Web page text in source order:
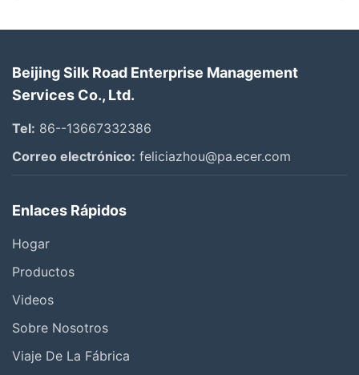
Beijing Silk Road Enterprise Management
Services Co., Ltd.
Tel: 86--13667332386
Correo electrónico: feliciazhou@pa.ecer.com
Enlaces Rápidos
Hogar
Productos
Videos
Sobre Nosotros
Viaje De La Fábrica